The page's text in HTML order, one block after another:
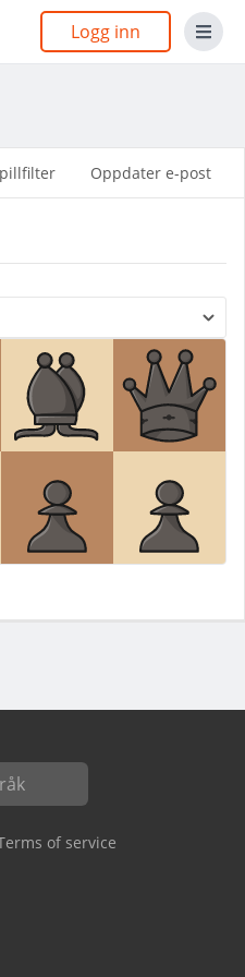
Logg inn
Oppdater e-post
of service